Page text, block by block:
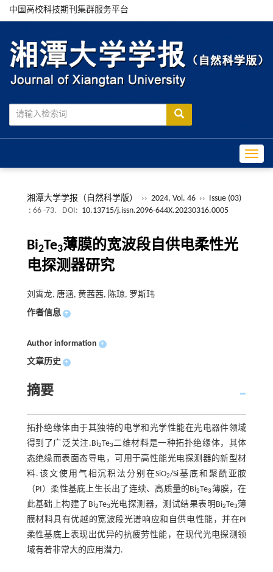
中国高校科技期刊集群服务平台
湘潭大学学报（自然科学版） ›› 2024, Vol. 46 ›› Issue (03)
: 66 -73.
DOI: 10.13715/j.issn.2096-644X.20230316.0005
Bi2Te3薄膜的宽波段自供电柔性光
电探测器研究
刘霄龙, 唐涵, 黄茜茜, 陈琼, 罗斯玮
作者信息 +
Author information +
文章历史 +
摘要
拓扑绝缘体由于其独特的电学和光学性能在光电器件领域
得到了广泛关注.Bi2Te3二维材料是一种拓扑绝缘体，其体
态绝缘而表面态导电，可用于高性能光电探测器的新型材
料.该文使用气相沉积法分别在SiO2/Si基底和聚酰亚胺
（PI）柔性基底上生长出了连续、高质量的Bi2Te3薄膜，在
此基础上构建了Bi2Te3光电探测器，测试结果表明Bi2Te3薄
膜材料具有优越的宽波段光谱响应和自供电性能，并在PI
柔性基底上表现出优异的抗疲劳性能，在现代光电探测领
域有着非常大的应用潜力.